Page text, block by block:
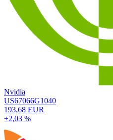
Nvidia
US67066G1040
193,68 EUR
+2,03 %